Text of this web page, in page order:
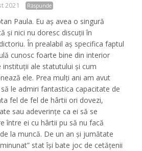
2021 Răspunde
Paula. Eu aș avea o singură
și nici nu doresc discuții în
În prealabil aș specifica faptul
cunosc foarte bine din interior
instituții ale statutului și cum
ele. Prea mulți ani am avut
le admiri fantastica capacitate de
fel de fel de hârtii ori dovezi,
sau adeverințe ca ei să se
între ei cu hârtii pu să nu facă
la muncă. De un an și jumătate
stat își bate joc de cetățenii